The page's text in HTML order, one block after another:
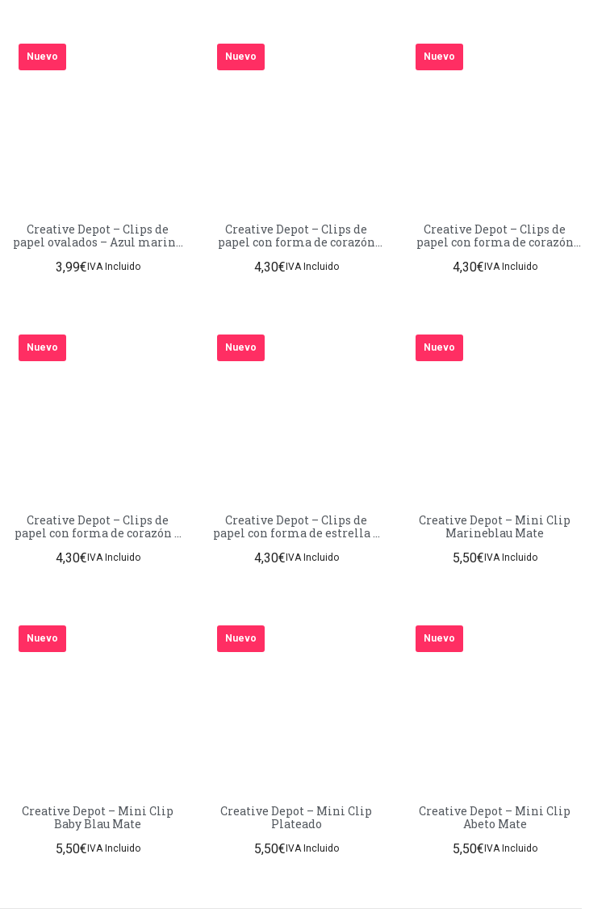
Nuevo
Creative Depot – Clips de
papel ovalados – Azul marino
3,99€ IVA Incluido
Nuevo
Creative Depot – Clips de
papel con forma de corazón
50 unidades
4,30€ IVA Incluido
Nuevo
Creative Depot – Clips de
papel con forma de corazón
50 unidades
4,30€ IVA Incluido
Nuevo
Creative Depot – Clips de
papel con forma de corazón –
50 unidades
4,30€ IVA Incluido
Nuevo
Creative Depot – Clips de
papel con forma de estrella –
50 unidades
4,30€ IVA Incluido
Nuevo
Creative Depot – Mini Clip
Marineblau Mate
5,50€ IVA Incluido
Nuevo
Creative Depot – Mini Clip
Baby Blau Mate
5,50€ IVA Incluido
Nuevo
Creative Depot – Mini Clip
Plateado
5,50€ IVA Incluido
Nuevo
Creative Depot – Mini Clip
Abeto Mate
5,50€ IVA Incluido